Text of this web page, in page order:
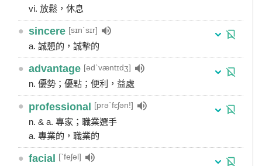
vi. 放鬆，休息
● sincere [sɪnˋsɪr]
a. 誠懇的，誠摯的
● advantage [ədˋvæntɪdʒ]
n. 優勢；優點；便利，益處
● professional [prəˋfɛʃən!]
n. & a. 專家；職業選手
a. 專業的，職業的
● facial [ˋfeʃəl]